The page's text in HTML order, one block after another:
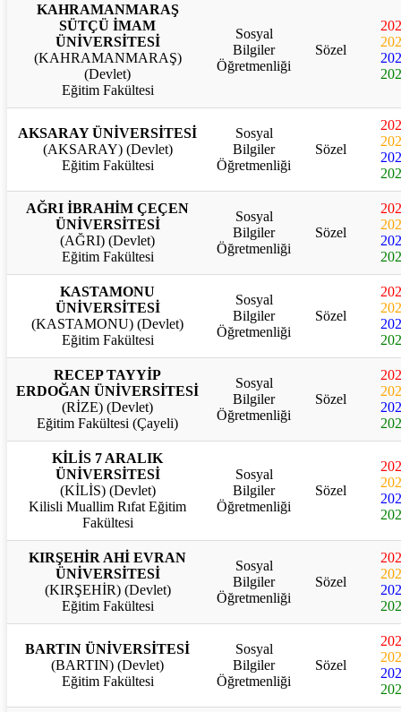
KAHRAMANMARAŞ
SÜTÇÜ İMAM
ÜNİVERSİTESİ
(KAHRAMANMARAŞ)
(Devlet)
Eğitim Fakültesi
Sosyal
Bilgiler
Öğretmenliği
Sözel
AKSARAY ÜNİVERSİTESİ
(AKSARAY) (Devlet)
Eğitim Fakültesi
Sosyal
Bilgiler
Öğretmenliği
Sözel
AĞRI İBRAHİM ÇEÇEN
ÜNİVERSİTESİ
(AĞRI) (Devlet)
Eğitim Fakültesi
Sosyal
Bilgiler
Öğretmenliği
Sözel
KASTAMONU
ÜNİVERSİTESİ
(KASTAMONU) (Devlet)
Eğitim Fakültesi
Sosyal
Bilgiler
Öğretmenliği
Sözel
RECEP TAYYİP
ERDOĞAN ÜNİVERSİTESİ
(RİZE) (Devlet)
Eğitim Fakültesi (Çayeli)
Sosyal
Bilgiler
Öğretmenliği
Sözel
KİLİS 7 ARALIK
ÜNİVERSİTESİ
(KİLİS) (Devlet)
Kilisli Muallim Rıfat Eğitim
Fakültesi
Sosyal
Bilgiler
Öğretmenliği
Sözel
KIRŞEHİR AHİ EVRAN
ÜNİVERSİTESİ
(KIRŞEHİR) (Devlet)
Eğitim Fakültesi
Sosyal
Bilgiler
Öğretmenliği
Sözel
BARTIN ÜNİVERSİTESİ
(BARTIN) (Devlet)
Eğitim Fakültesi
Sosyal
Bilgiler
Öğretmenliği
Sözel